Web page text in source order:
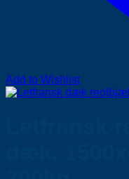
Add to Wishlist